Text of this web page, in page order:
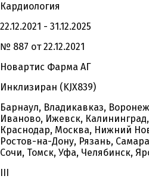
Кардиология
22.12.2021 - 31.12.2025
№ 887 от 22.12.2021
Новартис Фарма АГ
Инклизиран (KJX839)
Барнаул, Владикавказ,
Иваново, Ижевск,
Краснодар, Москва, Нижний
Ростов-на-Дону, Рязань,
Сочи, Томск, Уфа, Челябинск,
III